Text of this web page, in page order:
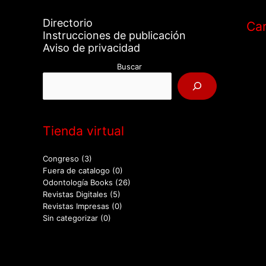
Directorio
Instrucciones de publicación
Aviso de privacidad
Buscar
Tienda virtual
Congreso (3)
Fuera de catalogo (0)
Odontología Books (26)
Revistas Digitales (5)
Revistas Impresas (0)
Sin categorizar (0)